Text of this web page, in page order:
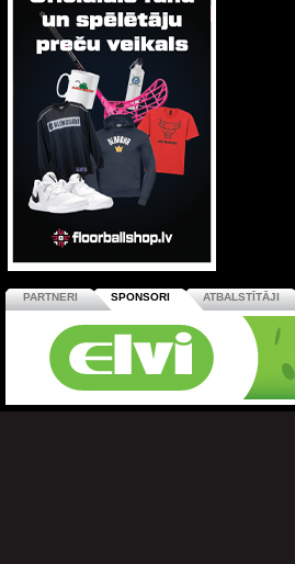
PARTNERI SPONSORI ATBALSTĪTĀJI